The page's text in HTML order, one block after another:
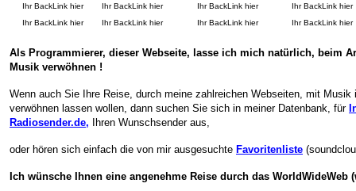
Ihr BackLink hier Ihr BackLink hier Ihr BackLink hier
Ihr BackLink hier
Ihr BackLink hier
Ihr BackLink hier Ihr BackLink hier Ihr BackLink hier
Als Programmierer, dieser Webseite, lasse ich mich natürlich, beim
Musik verwöhnen !
Wenn auch Sie Ihre Reise, durch meine zahlreichen Webseiten, mit Musik
verwöhnen lassen wollen, dann suchen Sie sich in meiner Datenbank, für
Radiosender.de, Ihren Wunschsender aus,
oder hören sich einfach die von mir ausgesuchte Favoritenliste
Ich wünsche Ihnen eine angenehme Reise durch das WorldWideWeb